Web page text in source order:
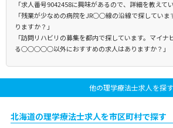
「求人番号9042458に興味があるので、詳細を教えて
「残業が少なめの病院をJR○○線の沿線で探していま
りますか？」
「訪問リハビリの募集を都内で探しています。マイナ
る○○○○○以外におすすめの求人はありますか？」
他の理学療法士求人を探す
北海道の理学療法士求人を市区町村で探す